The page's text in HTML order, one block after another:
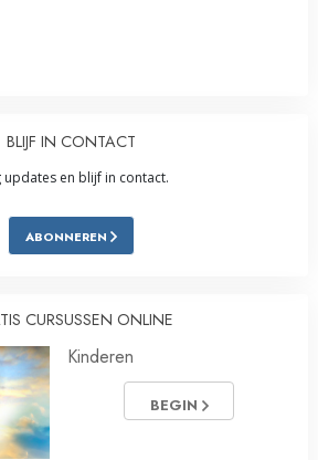
BLIJF IN CONTACT
updates en blijf in contact.
ABONNEREN
CURSUSSEN ONLINE
Kinderen
BEGIN